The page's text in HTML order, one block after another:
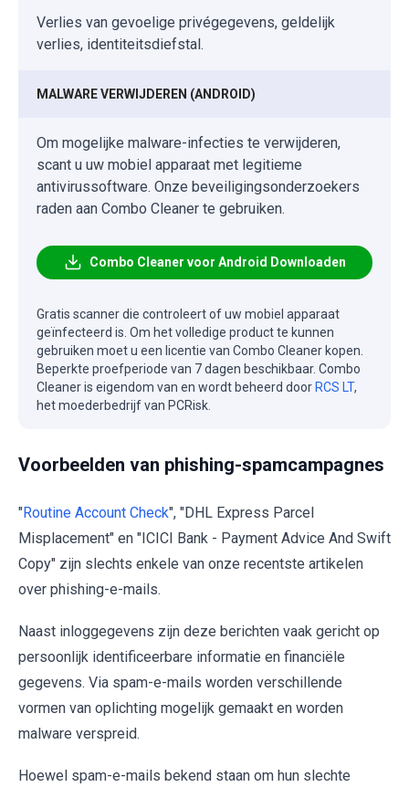
Verlies van gevoelige privégegevens, geldelijk
verlies, identiteitsdiefstal.
MALWARE VERWIJDEREN (ANDROID)
Om mogelijke malware-infecties te verwijderen,
scant u uw mobiel apparaat met legitieme
antivirussoftware. Onze beveiligingsonderzoekers
raden aan Combo Cleaner te gebruiken.
Combo Cleaner voor Android Downloaden
Gratis scanner die controleert of uw mobiel apparaat
geïnfecteerd is. Om het volledige product te kunnen
gebruiken moet u een licentie van Combo Cleaner kopen.
Beperkte proefperiode van 7 dagen beschikbaar. Combo
Cleaner is eigendom van en wordt beheerd door RCS LT,
het moederbedrijf van PCRisk.
Voorbeelden van phishing-spamcampagnes
"Routine Account Check", "DHL Express Parcel
Misplacement" en "ICICI Bank - Payment Advice And Swift
Copy" zijn slechts enkele van onze recentste artikelen
over phishing-e-mails.
Naast inloggegevens zijn deze berichten vaak gericht op
persoonlijk identificeerbare informatie en financiële
gegevens. Via spam-e-mails worden verschillende
vormen van oplichting mogelijk gemaakt en worden
malware verspreid.
Hoewel spam-e-mails bekend staan om hun slechte